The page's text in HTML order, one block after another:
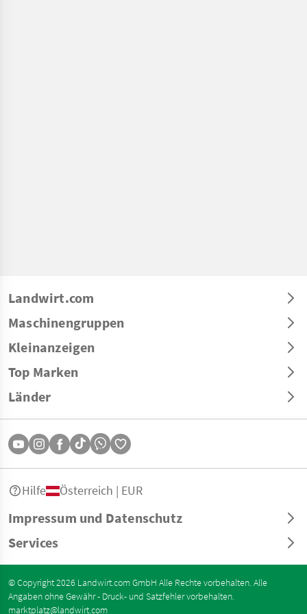
Landwirt.com
Maschinengruppen
Kleinanzeigen
Top Marken
Länder
Impressum und Datenschutz
Services
Hilfe Österreich | EUR
© Copyright 2026 Landwirt.com GmbH Alle Rechte vorbehalten. Alle
Angaben ohne Gewähr - Druck- und Satzfehler vorbehalten.
marktplatz@landwirt.com